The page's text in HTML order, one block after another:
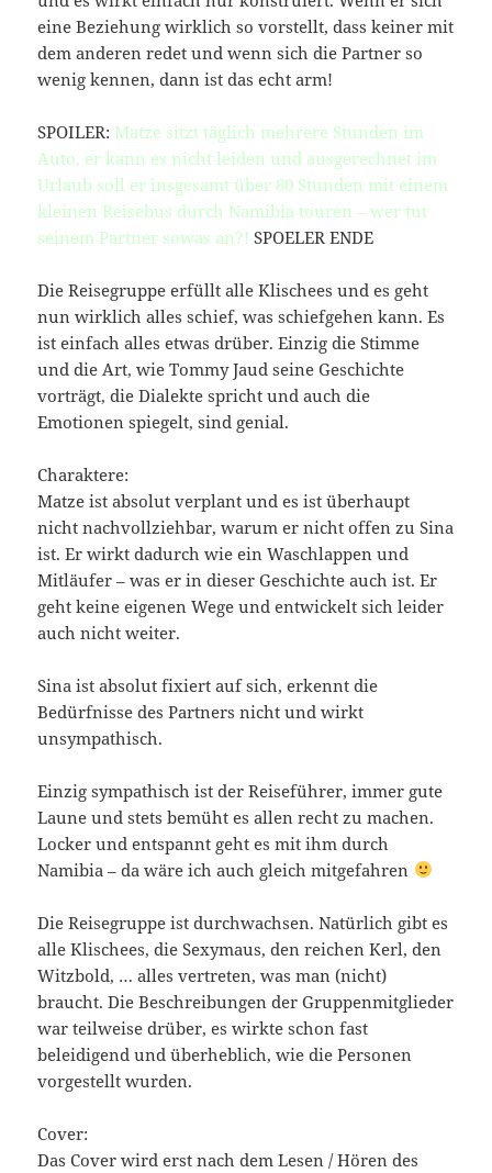
eine Beziehung wirklich so vorstellt, dass keiner mit
dem anderen redet und wenn sich die Partner so
wenig kennen, dann ist das echt arm!
SPOILER: Matze sitzt täglich mehrere Stunden im
Auto, er kann es nicht leiden und ausgerechnet im
Urlaub soll er insgesamt über 80 Stunden mit einem
kleinen Reisebus durch Namibia touren – wer tut
seinem Partner sowas an?! SPOELER ENDE
Die Reisegruppe erfüllt alle Klischees und es geht
nun wirklich alles schief, was schiefgehen kann. Es
ist einfach alles etwas drüber. Einzig die Stimme
und die Art, wie Tommy Jaud seine Geschichte
vorträgt, die Dialekte spricht und auch die
Emotionen spiegelt, sind genial.
Charaktere:
Matze ist absolut verplant und es ist überhaupt
nicht nachvollziehbar, warum er nicht offen zu Sina
ist. Er wirkt dadurch wie ein Waschlappen und
Mitläufer – was er in dieser Geschichte auch ist. Er
geht keine eigenen Wege und entwickelt sich leider
auch nicht weiter.
Sina ist absolut fixiert auf sich, erkennt die
Bedürfnisse des Partners nicht und wirkt
unsympathisch.
Einzig sympathisch ist der Reiseführer, immer gute
Laune und stets bemüht es allen recht zu machen.
Locker und entspannt geht es mit ihm durch
Namibia – da wäre ich auch gleich mitgefahren
Die Reisegruppe ist durchwachsen. Natürlich gibt es
alle Klischees, die Sexymaus, den reichen Kerl, den
Witzbold, … alles vertreten, was man (nicht)
braucht. Die Beschreibungen der Gruppenmitglieder
war teilweise drüber, es wirkte schon fast
beleidigend und überheblich, wie die Personen
vorgestellt wurden.
Cover:
Das Cover wird erst nach dem Lesen / Hören des